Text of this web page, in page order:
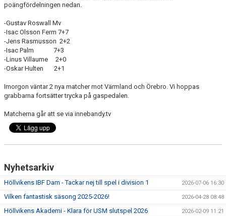
poängfördelningen nedan.
-Gustav Roswall Mv
-Isac Olsson Ferm 7+7
-Jens Rasmusson 2+2
-Isac Palm 7+3
-Linus Villaume 2+0
-Oskar Hulten 2+1
Imorgon väntar 2 nya matcher mot Värmland och Örebro. Vi hoppas
grabbarna fortsätter trycka på gaspedalen.
Matcherna går att se via innebandy.tv
Nyhetsarkiv
Höllvikens IBF Dam - Tackar nej till spel i division 1 2026-07-06 16:30
Vilken fantastisk säsong 2025-2026! 2026-04-28 08:48
Höllvikens Akademi - Klara för USM slutspel 2026 2026-02-09 11:21